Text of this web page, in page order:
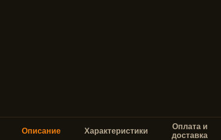
Описание Характеристики
Оплата и
доставка